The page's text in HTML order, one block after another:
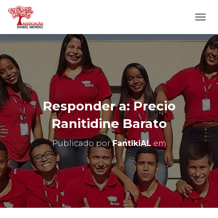
L
T
E
R
N
A
N
A
E
G
O
Responder a: Precio
Ranitidine Barato
Publicado porFantikiALem